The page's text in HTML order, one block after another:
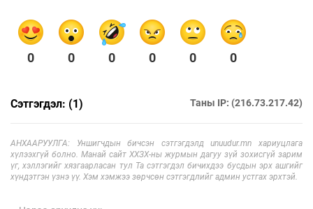
0 0 0 0 0 0
Сэтгэгдэл: (1) Таны IP: (216.73.217.42)
АНХААРУУЛГА: Уншигчдын бичсэн сэтгэгдэлд unuudur.mn хариуцлага
хүлээхгүй болно. Манай сайт ХХЗХ-ны журмын дагуу зүй зохисгүй зарим
үг, хэллэгийг хязгаарласан тул Та сэтгэгдэл бичихдээ бусдын эрх ашгийг
хүндэтгэн үзнэ үү. Хэм хэмжээ зөрчсөн сэтгэгдлийг админ устгах эрхтэй.